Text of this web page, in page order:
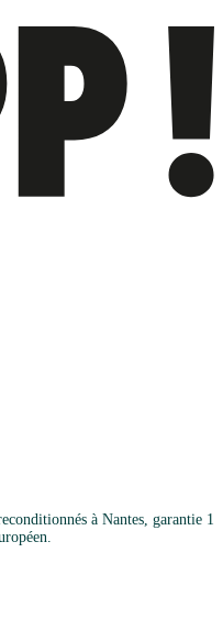
à Nantes, garantie 1